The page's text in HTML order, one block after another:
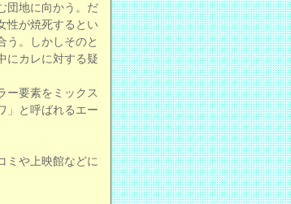
団地に向かう。だ
性が焼死するとい
う。しかしそのと
にカレに対する疑
ー要素をミックス
」と呼ばれるエー
ミや上映館などに